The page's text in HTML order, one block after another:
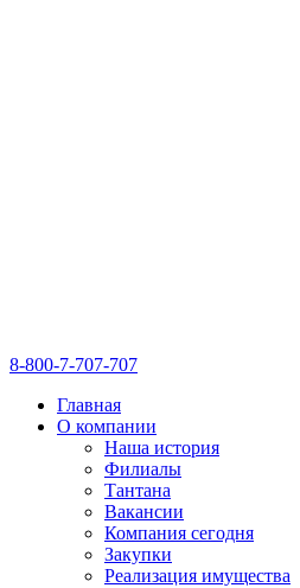
8-800-7-707-707
Главная
О компании
Наша история
Филиалы
Тантана
Вакансии
Компания сегодня
Закупки
Реализация имущества